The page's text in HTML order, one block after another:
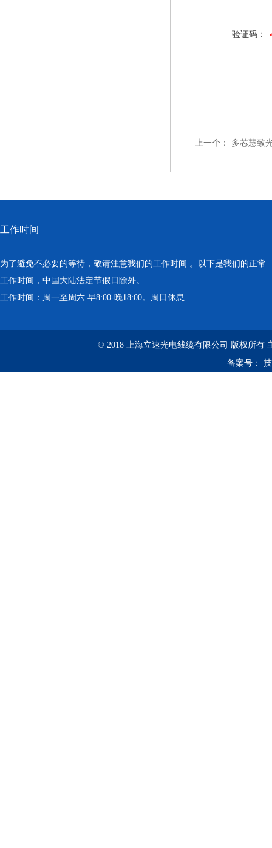
验证码：
上一个： 多芯慧致
工作时间
为了避免不必要的等待，敬请注意我们的工作时间 。以下是我们的正常
工作时间，中国大陆法定节假日除外。
工作时间：周一至周六 早8:00-晚18:00。周日休息
© 2018 上海立速光电线缆有限公司 版权所有
备案号：